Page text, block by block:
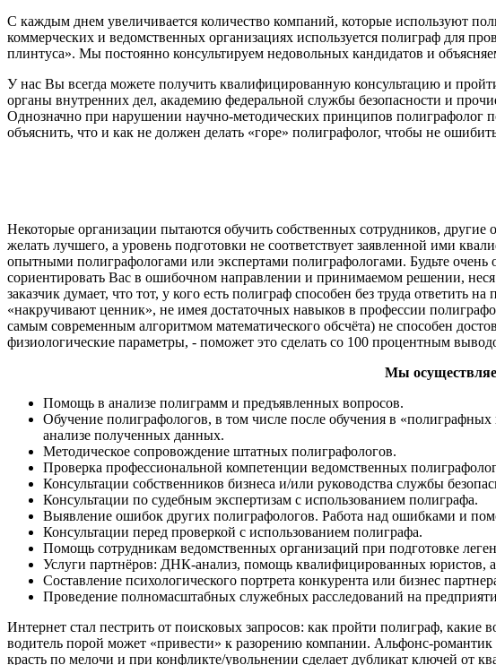
С каждым днем увеличивается количество компаний, которые используют
коммерческих и ведомственных организациях используется полиграф для
плинтуса». Мы постоянно консультируем недовольных кандидатов и
У нас Вы всегда можете получить квалифицированную консультацию и
органы внутренних дел, академию федеральной службы безопасности и
Однозначно при нарушении научно-методических принципов полиграфолог
объяснить, что и как не должен делать «горе» полиграфолог, чтобы не
Некоторые организации пытаются обучить собственных сотрудников,
желать лучшего, а уровень подготовки не соответствует заявленной ими
опытными полиграфологами или экспертами полиграфологами. Будьте
сориентировать Вас в ошибочном направлении и принимаемом решении, неся
заказчик думает, что тот, у кого есть полиграф способен без труда
«накручивают ценник», не имея достаточных навыков в профессии
самым современным алгоритмом математического обсчёта) не способен
физиологические параметры, - поможет это сделать со 100 процентным
Мы
Помощь в анализе полиграмм и предъявленных вопросов.
Обучение полиграфологов, в том числе после обучения в
анализе полученных данных.
Методическое сопровождение штатных полиграфологов.
Проверка профессиональной компетенции ведомственных
Консультации собственников бизнеса и/или руководства службы
Консультации по судебным экспертизам с использованием полиграфа.
Выявление ошибок других полиграфологов. Работа над ошибками и
Консультации перед проверкой с использованием полиграфа.
Помощь сотрудникам ведомственных организаций при подготовке
Услуги партнёров: ДНК-анализ, помощь квалифицированных юристов,
Составление психологического портрета конкурента или бизнес
Проведение полномасштабных служебных расследований на
Интернет стал пестрить от поисковых запросов: как пройти полиграф,
водитель порой может «привести» к разорению компании. Альфонс-
красть по мелочи и при конфликте/увольнении сделает дубликат ключей от